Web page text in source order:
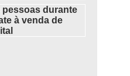
pessoas durante
à venda de